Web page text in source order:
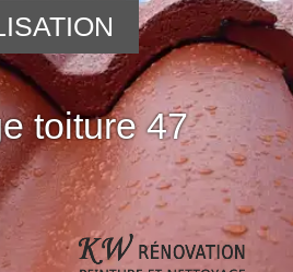
toiture 47